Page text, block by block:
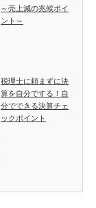
～売上減の兆候ポイ
ント～
税理士に頼まずに決
算を自分でする！自
分でできる決算チェ
ックポイント